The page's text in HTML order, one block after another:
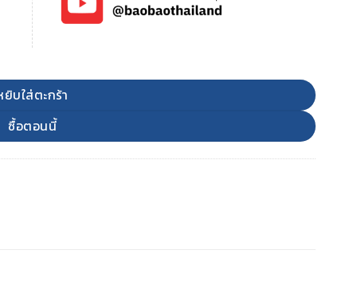
ยิบใส่ตะกร้า
ซื้อตอนนี้